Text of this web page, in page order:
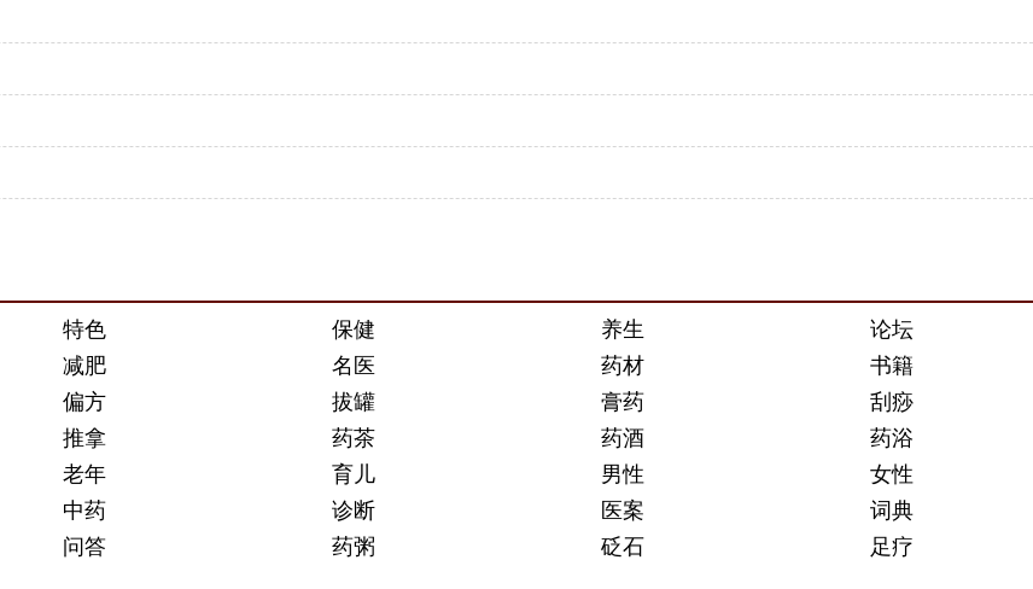
特色 保健 养生
论坛
减肥 名医 药材
书籍
偏方 拔罐 膏药
刮痧
推拿 药茶 药酒
药浴
老年 育儿 男性
女性
中药 诊断 医案
词典
问答 药粥 砭石 足疗